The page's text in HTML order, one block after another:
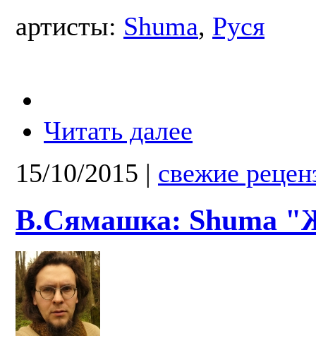
артисты: Shuma, Руся
Читать далее
15/10/2015 | свежие
В.Сямашка: Shuma